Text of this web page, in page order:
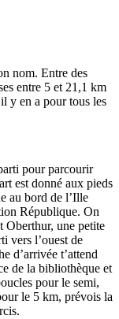
nom. Entre des
entre 5 et 21,1 km
y en a pour tous les
pour parcourir
est donné aux pieds
au bord de l’Ille
République. On
Oberthur, une petite
vers l’ouest de
d’arrivée t’attend
de la bibliothèque et
pour le semi,
le 5 km, prévois la